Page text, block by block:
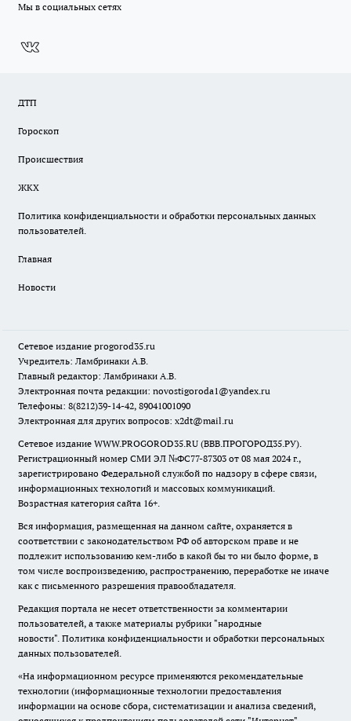
Мы в социальных сетях
ДТП
Гороскоп
Происшествия
ЖКХ
Политика конфиденциальности и обработки персональных данных
пользователей.
Главная
Новости
Сетевое издание progorod35.ru
Учредитель: Ламбринаки А.В.
Главный редактор: Ламбринаки А.В.
Электронная почта редакции: novostigoroda1@yandex.ru
Телефоны: 8(8212)39-14-42, 89041001090
Электронная для других вопросов: x2dt@mail.ru
Сетевое издание WWW.PROGOROD35.RU (ВВВ.ПРОГОРОД35.РУ).
Регистрационный номер СМИ ЭЛ №ФС77-87303 от 08 мая 2024 г.,
зарегистрировано Федеральной службой по надзору в сфере связи,
информационных технологий и массовых коммуникаций.
Возрастная категория сайта 16+.
Вся информация, размещенная на данном сайте, охраняется в
соответствии с законодательством РФ об авторском праве и не
подлежит использованию кем-либо в какой бы то ни было форме, в
том числе воспроизведению, распространению, переработке не иначе
как с письменного разрешения правообладателя.
Редакция портала не несет ответственности за комментарии
пользователей, а также материалы рубрики "народные
новости". Политика конфиденциальности и обработки персональных
данных пользователей.
«На информационном ресурсе применяются рекомендательные
технологии (информационные технологии предоставления
информации на основе сбора, систематизации и анализа сведений,